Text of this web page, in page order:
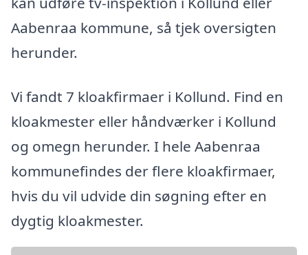
Aabenraa kommune, så tjek oversigten
herunder.
Vi fandt 7 kloakfirmaer i Kollund. Find en
kloakmester eller håndværker i Kollund
og omegn herunder. I hele Aabenraa
kommunefindes der flere kloakfirmaer,
hvis du vil udvide din søgning efter en
dygtig kloakmester.